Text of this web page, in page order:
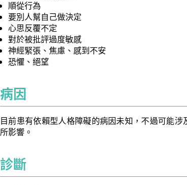
順從行為
要別人幫自己做決定
心思反覆不定
對於被批評過度敏感
神經緊張、焦慮、感到不安
恐懼、絕望
病因
目前患有依賴型人格障礙的病因未知，不過可能
所影響。
診斷